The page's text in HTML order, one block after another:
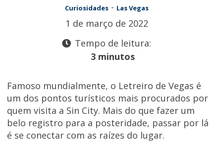
Curiosidades- Las Vegas
1 de março de 2022
Tempo de leitura:
3 minutos
Famoso mundialmente, o Letreiro de Vegas é
um dos pontos turísticos mais procurados por
quem visita a Sin City. Mais do que fazer um
belo registro para a posteridade, passar por lá
é se conectar com as raízes do lugar.